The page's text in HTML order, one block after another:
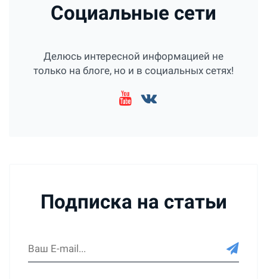
Социальные сети
Делюсь интересной информацией не
только на блоге, но и в социальных сетях!
Подписка на статьи